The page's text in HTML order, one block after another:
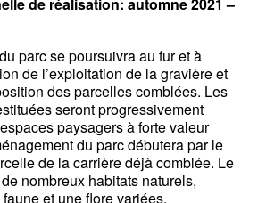
parc se poursuivra au fur et à
de l’exploitation de la gravière et
des parcelles comblées. Les
seront progressivement
paysagers à forte valeur
du parc débutera par le
de la carrière déjà comblée. Le
nombreux habitats naturels,
et une flore variées.